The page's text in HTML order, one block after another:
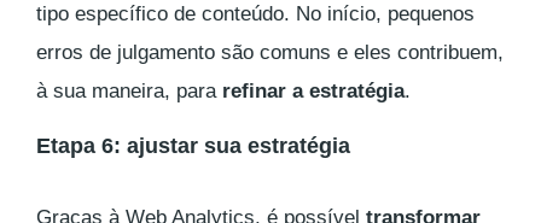
tipo específico de conteúdo. No início, pequenos
erros de julgamento são comuns e eles contribuem,
à sua maneira, para refinar a estratégia.
Etapa 6: ajustar sua estratégia
Graças à Web Analytics, é possível transformar